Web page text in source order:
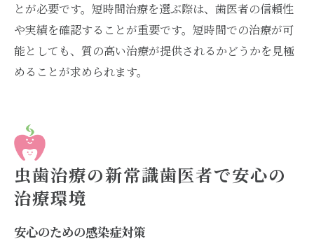
とが必要です。短時間治療を選ぶ際は、歯医者の信頼性
や実績を確認することが重要です。短時間での治療が可
能としても、質の高い治療が提供されるかどうかを見極
めることが求められます。
虫歯治療の新常識歯医者で安心の
治療環境
安心のための感染症対策